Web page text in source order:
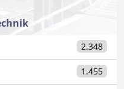
2.348
1.455